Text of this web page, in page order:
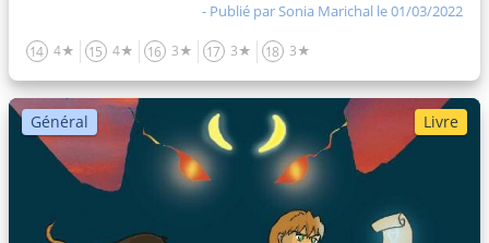
- Publié parSonia Marichal le 01/03/2022
14 4★ 15 4★ 16 3★ 17 3★ 18 3★
Général Livre